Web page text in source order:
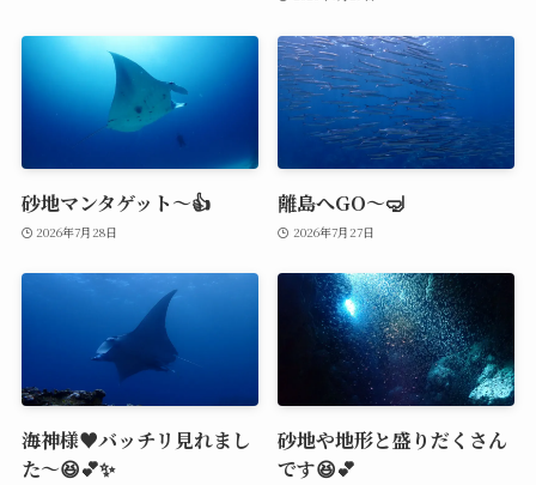
砂地マンタゲット～👍
2026年7月28日
離島へGO～🤿
2026年7月27日
海神様♥️バッチリ見れまし
た～😆💕✨
砂地や地形と盛りだくさん
です😆💕